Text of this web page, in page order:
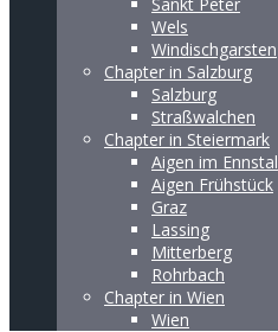
Wels
Windischgarsten
Chapter in Salzburg
Salzburg
Straßwalchen
Chapter in Steiermark
Aigen im Ennstal
Aigen Frühstück
Graz
Lassing
Mitterberg
Rohrbach
Chapter in Wien
Wien